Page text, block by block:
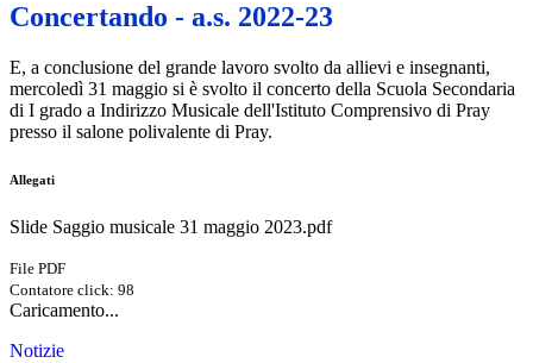
Concertando - a.s. 2022-23
E, a conclusione del grande lavoro svolto da allievi e insegnanti,
mercoledì 31 maggio si è svolto il concerto della Scuola Secondaria
di I grado a Indirizzo Musicale dell'Istituto Comprensivo di Pray
presso il salone polivalente di Pray.
Allegati
Slide Saggio musicale 31 maggio 2023.pdf
File PDF
Contatore click: 98
Caricamento...
Notizie